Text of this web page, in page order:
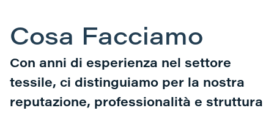
Cosa Facciamo
Con anni di esperienza nel settore
tessile, ci distinguiamo per la nostra
reputazione, professionalità e struttura